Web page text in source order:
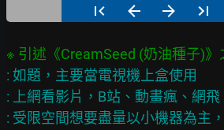
: 如題，主要當電視機上盒使用
: 上網看影片，B站、動畫瘋、網飛
: 受限空間想要盡量以小機器為主